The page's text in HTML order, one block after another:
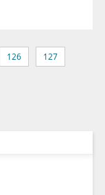
126 127